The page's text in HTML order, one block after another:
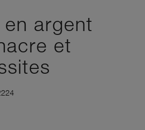
en argent
et